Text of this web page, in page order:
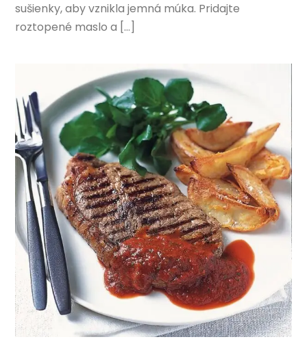
sušienky, aby vznikla jemná múka. Pridajte
roztopené maslo a […]